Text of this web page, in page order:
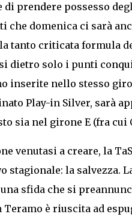
di prendere possesso
che domenica ci sarà
tanto criticata formula
dietro solo i punti
inserite nello stesso
Play-in Silver, sarà
sia nel girone E (fra cui
venutasi a creare, la
stagionale: la salvezza.
sfida che si
Teramo è riuscita ad